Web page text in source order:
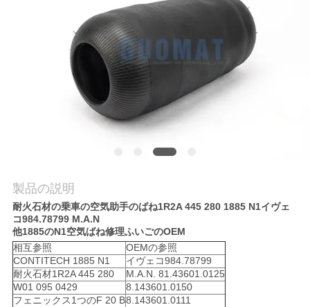
し
な
さ
い
製品の説明
耐火石材の乗車の空気助手のばね1R2A 445 280 1885 N1イヴェ
コ984.78799 M.A.N
他1885のN1空気ばね修理ふいごのOEM
相互参照
OEMの参照
CONTITECH 1885 N1
イヴェコ984.78799
耐火石材1R2A 445 280
M.A.N. 81.43601.0125
W01 095 0429
8.143601.0150
フェニックス1つのF 20 B8.143601.0111